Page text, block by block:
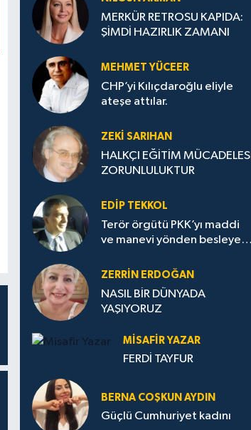
MERKÜR RETROSU KAPIDA:
ŞİMDİ HAZIRLIK ZAMANI
MEHMET YÜCEER
CHP’yi Kılıçdaroğlu eliyle
ateşe attılar.
ZEKI SARIHAN
HALKÇI EĞİTİM MÜCADELESİ
ZORUNLULUKTUR
EDIP TEKKOL
Terör örgütü PKK’yı maddi
ve manevi yönden besleyen
ZERRIN ERDOĞAN
NASIL BİR DÜNYADA
YAŞIYORUZ
MISAFIR YAZAR
FERDİ TAYFUR
BERNA COŞKUN AYDIN
Güçlü Cumhuriyet kadını